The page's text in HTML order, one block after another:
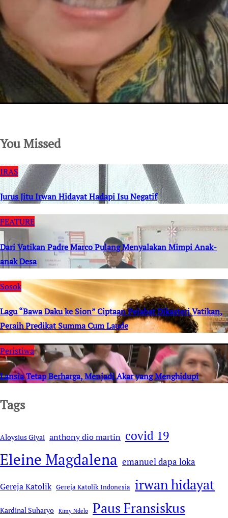
You Missed
IRAS
Jurus Jitu Irwan Hidayat Hadapi Isu Negatif
FEATURE
Dari Vatikan Padre Marco Pulang Menyalakan Mimpi Anak-
anak Desa
Sosok
Lagu “Bawa Daku ke Sion” Ciptaan Pejabat Dikasteri Vatikan,
Peraih Predikat Summa Cum Laude
Peristiwa
Lansia Tetap Berharga, Menjadi Akar yang Menghidupi
Tags
Aloysius Giyai anthony dio martin covid 19
Eleine Magdalena emanuel dapa loka
Gereja Katolik Gereja Katolik Indonesia irwan hidayat
Kardinal Suharyo Kimy Ndelo Paus Fransiskus